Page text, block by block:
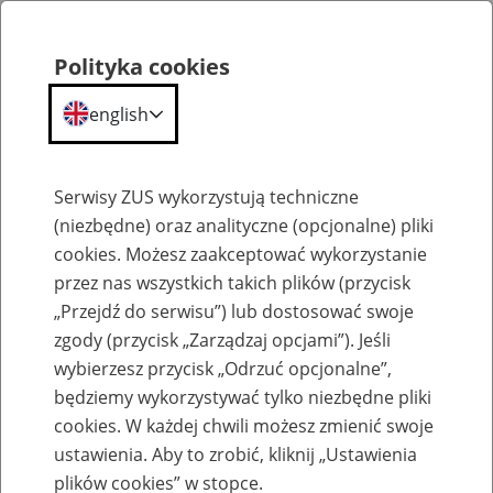
Komunikaty
Informacja Zakładu Ubezpieczeń
Społecznych z dnia 24 grudnia 2013 r. w
Polityka cookies
english
Serwisy ZUS wykorzystują techniczne
(niezbędne) oraz analityczne (opcjonalne) pliki
cookies. Możesz zaakceptować wykorzystanie
przez nas wszystkich takich plików (przycisk
„Przejdź do serwisu”) lub dostosować swoje
zgody (przycisk „Zarządzaj opcjami”). Jeśli
wybierzesz przycisk „Odrzuć opcjonalne”,
będziemy wykorzystywać tylko niezbędne pliki
cookies. W każdej chwili możesz zmienić swoje
ustawienia. Aby to zrobić, kliknij „Ustawienia
plików cookies” w stopce.